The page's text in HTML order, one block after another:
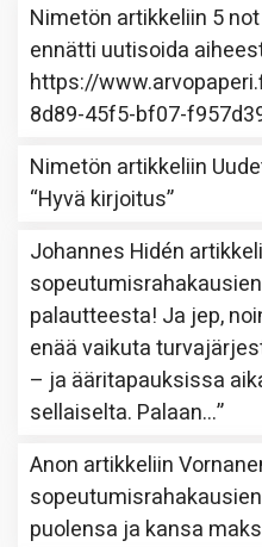
Nimetön artikkeliin 5
ennätti uutisoida
https://
8d89-45f5-bf07-
Nimetön artikkeliin
“Hyvä kirjoitus”
Johannes Hidén
palautteesta! Ja jep,
enää vaikuta
– ja ääritapauksissa
sellaiselta. Palaan…”
Anon artikkeliin
puolensa ja kansa